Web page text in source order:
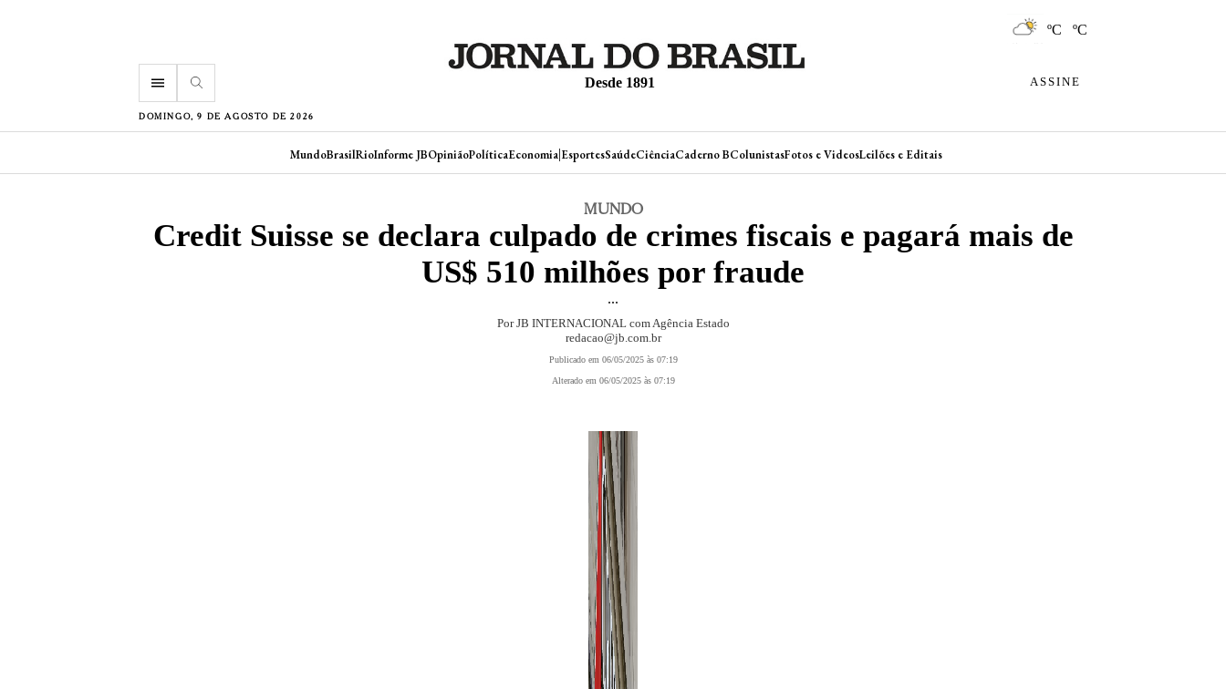
ºC ºC
menu Desde 1891 ASSINE
DOMINGO, 9 DE AGOSTO DE 2026
MundoBrasilRioInforme JBOpiniãoPolíticaEconomia|EsportesSaúdeCiênciaCaderno BColunistasFotos e VideosLeilões e Editais
MUNDO
Credit Suisse se declara culpado de crimes fiscais e pagará mais de
US$ 510 milhões por fraude
...
Por JB INTERNACIONAL com Agência Estado
redacao@jb.com.br
Publicado em 06/05/2025 às 07:19
Alterado em 06/05/2025 às 07:19